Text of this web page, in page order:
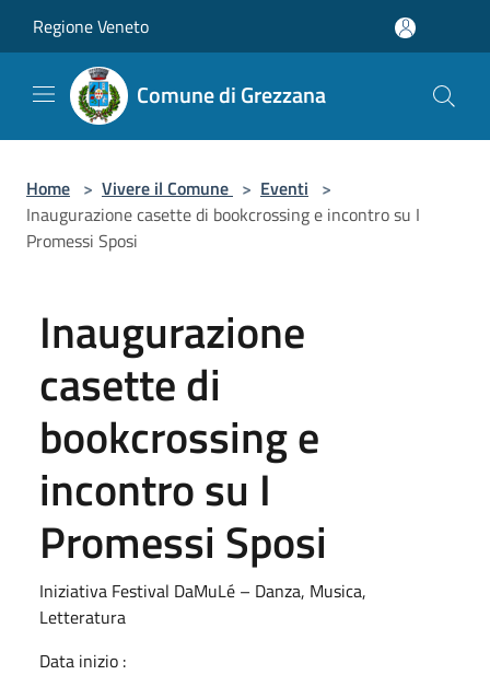
Regione Veneto
Comune di Grezzana
Home > Vivere il Comune > Eventi >
Inaugurazione casette di bookcrossing e incontro su I
Promessi Sposi
Inaugurazione
casette di
bookcrossing e
incontro su I
Promessi Sposi
Iniziativa Festival DaMuLé – Danza, Musica,
Letteratura
Data inizio :